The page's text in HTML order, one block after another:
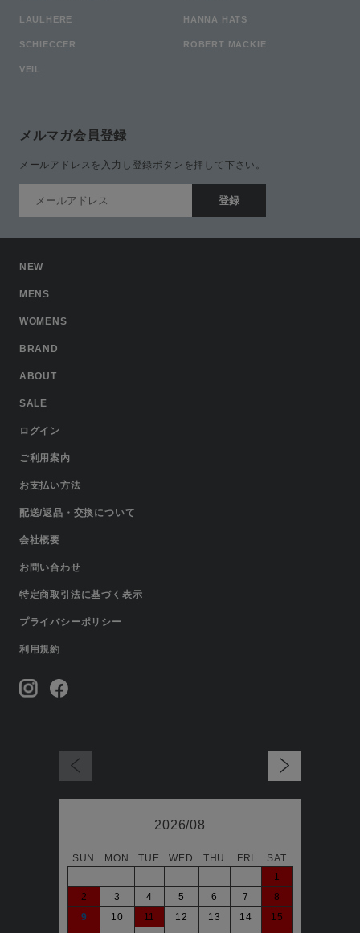
LAULHERE HANNA HATS
SCHIECCER ROBERT MACKIE
VEIL
メルマガ会員登録
メールアドレスを入力し登録ボタンを押して下さい。
NEW
MENS
WOMENS
BRAND
ABOUT
SALE
ログイン
ご利用案内
お支払い方法
配送/返品・交換について
会社概要
お問い合わせ
特定商取引法に基づく表示
プライバシーポリシー
利用規約
2026/08
SUN MON TUE WED THU FRI
SAT
1
2
3 4 5 6 7
8
9
10 11 12 13 14
15